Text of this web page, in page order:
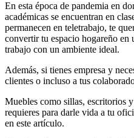
En esta época de pandemia en
académicas se encuentran en
permanecen en teletrabajo, te
convertir tu espacio hogareño en
trabajo con un ambiente ideal.
Además, si tienes empresa y
clientes o incluso a tus
Muebles como sillas, escritorios
requieres para darle vida a tu
en este artículo.